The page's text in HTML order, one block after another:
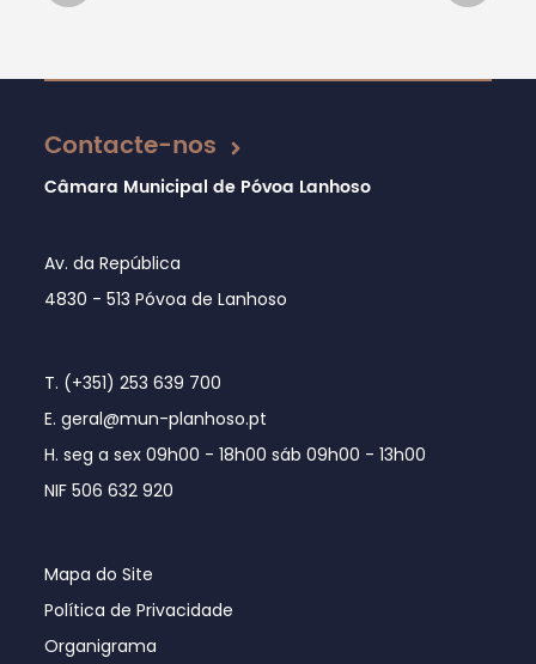
Atualizado em 21/01/2019
Contacte-nos
Câmara Municipal de Póvoa Lanhoso
Av. da República
4830 - 513 Póvoa de Lanhoso
T. (+351) 253 639 700
E. geral@mun-planhoso.pt
H. seg a sex 09h00 - 18h00 sáb 09h00 - 13h00
NIF 506 632 920
Mapa do Site
Política de Privacidade
Organigrama